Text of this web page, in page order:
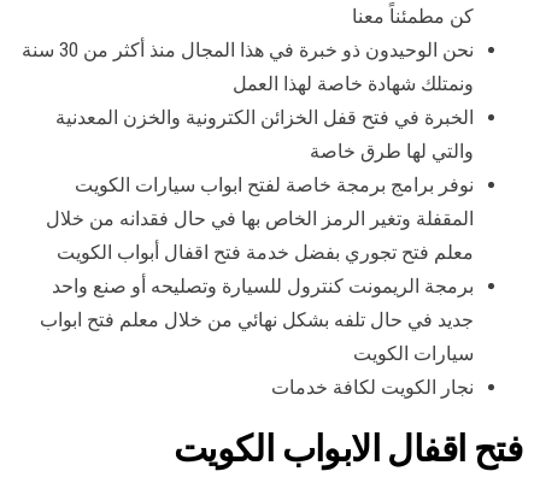
كن مطمئناً معنا
نحن الوحيدون ذو خبرة في هذا المجال منذ أكثر من 30 سنة
ونمتلك شهادة خاصة لهذا العمل
الخبرة في فتح قفل الخزائن الكترونية والخزن المعدنية
والتي لها طرق خاصة
نوفر برامج برمجة خاصة لفتح ابواب سيارات الكويت
المقفلة وتغير الرمز الخاص بها في حال فقدانه من خلال
معلم فتح تجوري بفضل خدمة فتح اقفال أبواب الكويت
برمجة الريمونت كنترول للسيارة وتصليحه أو صنع واحد
جديد في حال تلفه بشكل نهائي من خلال معلم فتح ابواب
سيارات الكويت
نجار الكويت لكافة خدمات
فتح اقفال الابواب الكويت